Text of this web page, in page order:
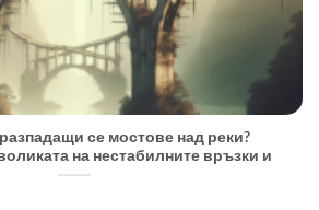
се мостове над реки?
на нестабилните връзки и